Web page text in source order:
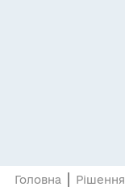
Головна Рішення